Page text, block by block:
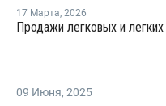
17 Марта, 2026
09 Июня, 2025